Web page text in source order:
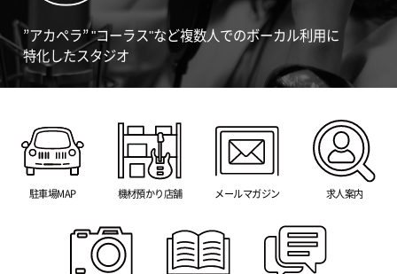
”アカペラ” "コーラス"など複数人でのボーカル利用に
特化したスタジオ
駐車場MAP 機材預かり店舗 メールマガジン 求人案内